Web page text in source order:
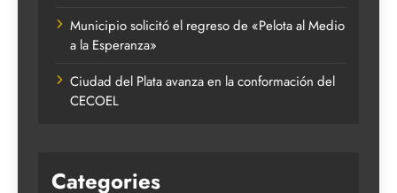
Municipio solicitó el regreso de «Pelota al Medio
a la Esperanza»
Ciudad del Plata avanza en la conformación del
CECOEL
Categories